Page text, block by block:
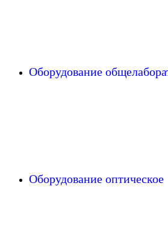
Оборудование
Оборудование оптическое